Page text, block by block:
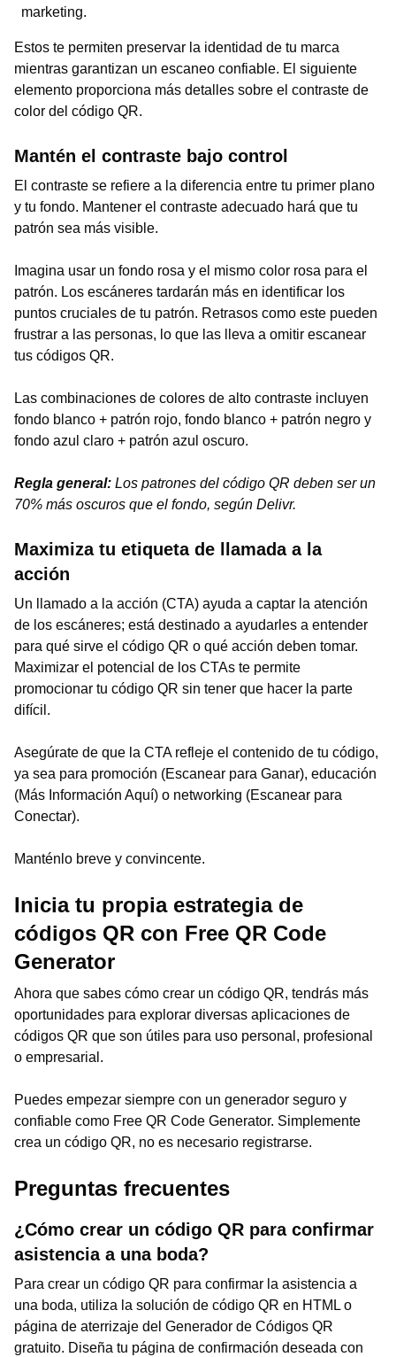
marketing.
Estos te permiten preservar la identidad de tu marca
mientras garantizan un escaneo confiable. El siguiente
elemento proporciona más detalles sobre el contraste de
color del código QR.
Mantén el contraste bajo control
El contraste se refiere a la diferencia entre tu primer plano
y tu fondo. Mantener el contraste adecuado hará que tu
patrón sea más visible.
Imagina usar un fondo rosa y el mismo color rosa para el
patrón. Los escáneres tardarán más en identificar los
puntos cruciales de tu patrón. Retrasos como este pueden
frustrar a las personas, lo que las lleva a omitir escanear
tus códigos QR.
Las combinaciones de colores de alto contraste incluyen
fondo blanco + patrón rojo, fondo blanco + patrón negro y
fondo azul claro + patrón azul oscuro.
Regla general: Los patrones del código QR deben ser un
70% más oscuros que el fondo, según Delivr.
Maximiza tu etiqueta de llamada a la
acción
Un llamado a la acción (CTA) ayuda a captar la atención
de los escáneres; está destinado a ayudarles a entender
para qué sirve el código QR o qué acción deben tomar.
Maximizar el potencial de los CTAs te permite
promocionar tu código QR sin tener que hacer la parte
difícil.
Asegúrate de que la CTA refleje el contenido de tu código,
ya sea para promoción (Escanear para Ganar), educación
(Más Información Aquí) o networking (Escanear para
Conectar).
Manténlo breve y convincente.
Inicia tu propia estrategia de
códigos QR con Free QR Code
Generator
Ahora que sabes cómo crear un código QR, tendrás más
oportunidades para explorar diversas aplicaciones de
códigos QR que son útiles para uso personal, profesional
o empresarial.
Puedes empezar siempre con un generador seguro y
confiable como Free QR Code Generator. Simplemente
crea un código QR, no es necesario registrarse.
Preguntas frecuentes
¿Cómo crear un código QR para confirmar
asistencia a una boda?
Para crear un código QR para confirmar la asistencia a
una boda, utiliza la solución de código QR en HTML o
página de aterrizaje del Generador de Códigos QR
gratuito. Diseña tu página de confirmación deseada con